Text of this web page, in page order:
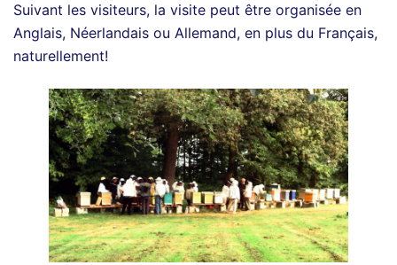
Suivant les visiteurs, la visite peut être organisée en
Anglais, Néerlandais ou Allemand, en plus du Français,
naturellement!